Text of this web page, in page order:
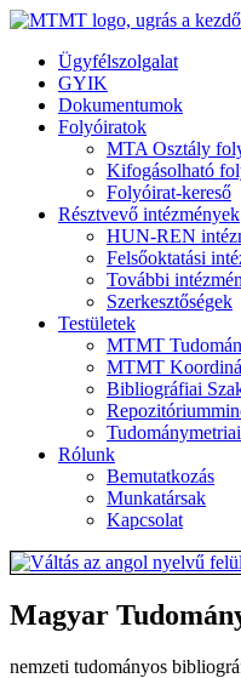
Ügyfélszolgalat
GYIK
Dokumentumok
Folyóiratok
MTA Osztály
Kifogásolható
Folyóirat-kereső
Résztvevő intézmények
HUN-REN
Felsőoktatási
További
Szerkesztőségek
Testületek
MTMT
MTMT
Bibliográfiai
Rólunk
Bemutatkozás
Munkatársak
Kapcsolat
Magyar
nemzeti tudományos